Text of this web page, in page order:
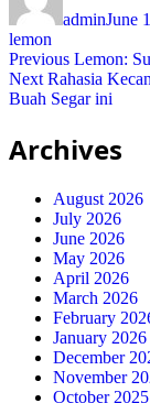
adminJune
lemon
Post
navigation
Previous Previous
post:
Lemon:
Next Next
post:
Rahasia
Buah Segar ini
Archives
August 2026
July 2026
June 2026
May 2026
April 2026
March 2026
February
January 2026
December
November
October 2025